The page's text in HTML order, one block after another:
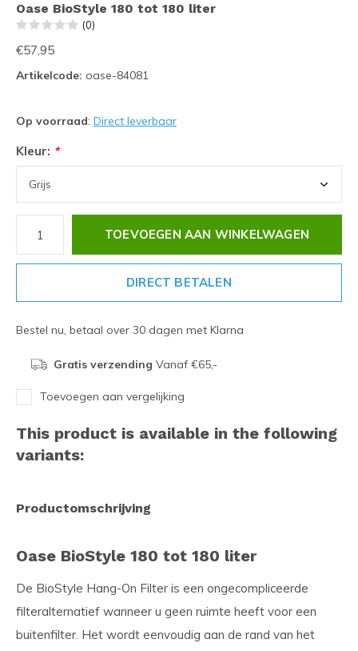
Oase BioStyle 180 tot 180 liter
(0)
€57,95
Artikelcode: oase-84081
Op voorraad: Direct leverbaar
Kleur: *
TOEVOEGEN AAN WINKELWAGEN
DIRECT BETALEN
Bestel nu, betaal over 30 dagen met Klarna
Gratis verzending Vanaf €65,-
Toevoegen aan vergelijking
This product is available in the following
variants:
Productomschrijving
Oase BioStyle 180 tot 180 liter
De BioStyle Hang-On Filter is een ongecompliceerde
filteralternatief wanneer u geen ruimte heeft voor een
buitenfilter. Het wordt eenvoudig aan de rand van het